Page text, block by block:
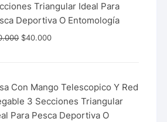
Triangular Ideal Para
Deportiva O Entomología
$40.000
Con Mango Telescopico Y Red
3 Secciones Triangular
Para Pesca Deportiva O